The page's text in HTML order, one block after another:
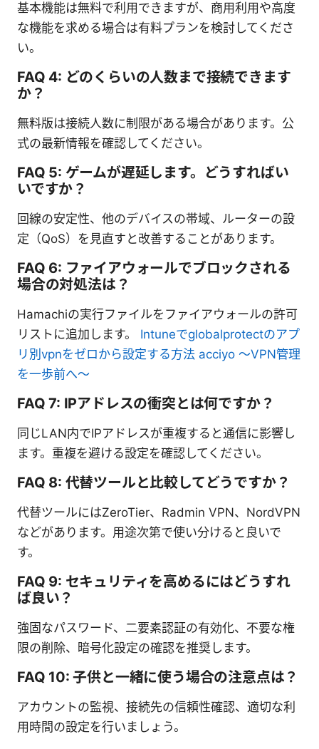
基本機能は無料で利用できますが、商用利用や高度
な機能を求める場合は有料プランを検討してくださ
い。
FAQ 4: どのくらいの人数まで接続できます
か？
無料版は接続人数に制限がある場合があります。公
式の最新情報を確認してください。
FAQ 5: ゲームが遅延します。どうすればい
いですか？
回線の安定性、他のデバイスの帯域、ルーターの設
定（QoS）を見直すと改善することがあります。
FAQ 6: ファイアウォールでブロックされる
場合の対処法は？
Hamachiの実行ファイルをファイアウォールの許可
リストに追加します。 Intuneでglobalprotectのアプ
リ別vpnをゼロから設定する方法 acciyo 〜VPN管理
を一歩前へ〜
FAQ 7: IPアドレスの衝突とは何ですか？
同じLAN内でIPアドレスが重複すると通信に影響し
ます。重複を避ける設定を確認してください。
FAQ 8: 代替ツールと比較してどうですか？
代替ツールにはZeroTier、Radmin VPN、NordVPN
などがあります。用途次第で使い分けると良いで
す。
FAQ 9: セキュリティを高めるにはどうすれ
ば良い？
強固なパスワード、二要素認証の有効化、不要な権
限の削除、暗号化設定の確認を推奨します。
FAQ 10: 子供と一緒に使う場合の注意点は？
アカウントの監視、接続先の信頼性確認、適切な利
用時間の設定を行いましょう。